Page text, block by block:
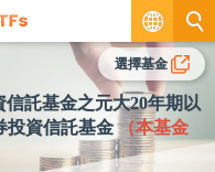
繁
EN
託基金之元大20年期以
投資信託基金（本基金
選擇基金